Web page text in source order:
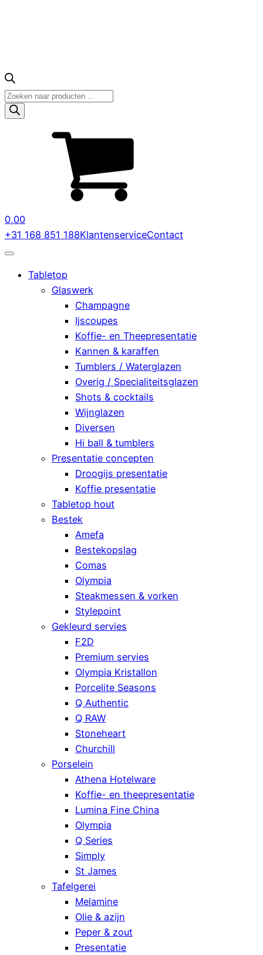
Producten
zoeken
0,00
+31 168 851 188KlantenserviceContact
Tabletop
Glaswerk
Champagne
Ijscoupes
Koffie- en Theepresentatie
Kannen & karaffen
Tumblers / Waterglazen
Overig / Specialiteitsglazen
Shots & cocktails
Wijnglazen
Diversen
Hi ball & tumblers
Presentatie concepten
Droogijs presentatie
Koffie presentatie
Tabletop hout
Bestek
Amefa
Bestekopslag
Comas
Olympia
Steakmessen & vorken
Stylepoint
Gekleurd servies
F2D
Premium servies
Olympia Kristallon
Porcelite Seasons
Q Authentic
Q RAW
Stoneheart
Churchill
Porselein
Athena Hotelware
Koffie- en theepresentatie
Lumina Fine China
Olympia
Q Series
Simply
St James
Tafelgerei
Melamine
Olie & azijn
Peper & zout
Presentatie